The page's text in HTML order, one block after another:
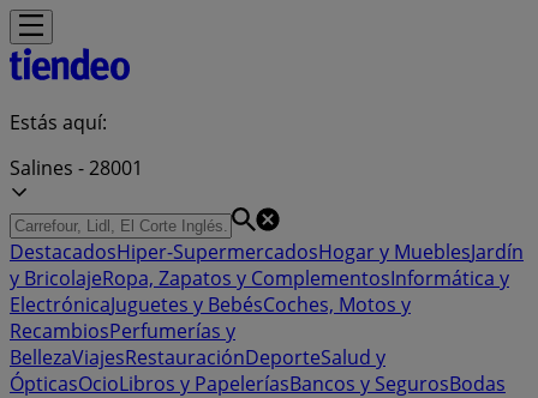
Estás aquí:
Salines - 28001
DestacadosHiper-SupermercadosHogar y MueblesJardín
y BricolajeRopa, Zapatos y ComplementosInformática y
ElectrónicaJuguetes y BebésCoches, Motos y
RecambiosPerfumerías y
BellezaViajesRestauraciónDeporteSalud y
ÓpticasOcioLibros y PapeleríasBancos y SegurosBodas